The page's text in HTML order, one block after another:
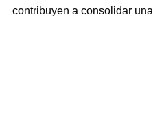
contribuyen a consolidar una